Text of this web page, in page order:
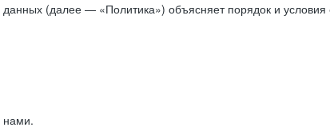
(далее — «Политика») объясняет порядок и
нами.